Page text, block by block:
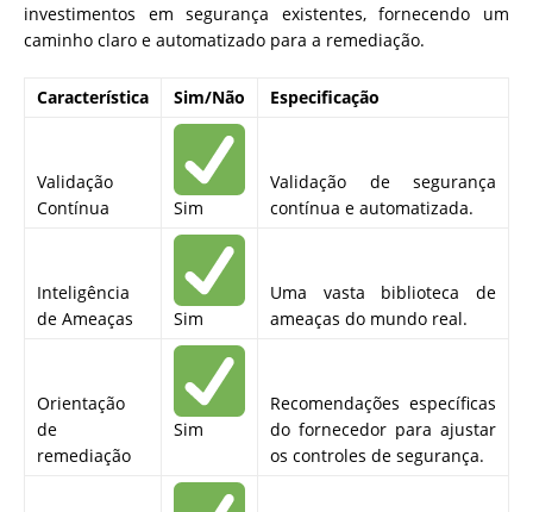
investimentos em segurança existentes, fornecendo um
caminho claro e automatizado para a remediação.
Característica Sim/Não Especificação
Validação
Contínua
Sim
Validação de segurança
contínua e automatizada.
Inteligência
de Ameaças
Sim
Uma vasta biblioteca de
ameaças do mundo real.
Orientação
de
remediação
Sim
Recomendações específicas
do fornecedor para ajustar
os controles de segurança.